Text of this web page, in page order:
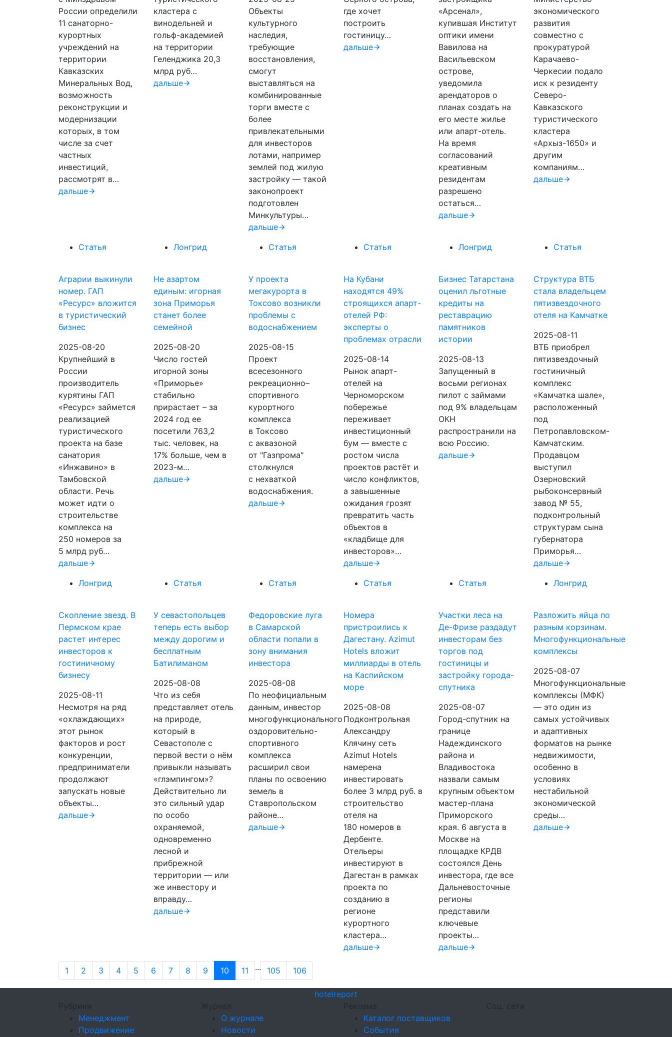
России определили
11 санаторно-
курортных
учреждений на
территории
Кавказских
Минеральных Вод,
возможность
реконструкции и
модернизации
которых, в том
числе за счет
частных
инвестиций,
рассмотрят в…
дальше
кластера с
винодельней и
гольф-академией
на территории
Геленджика 20,3
млрд руб…
дальше
Объекты
культурного
наследия,
требующие
восстановления,
смогут
выставляться на
комбинированные
торги вместе с
более
привлекательными
для инвесторов
лотами, например
землей под жилую
застройку — такой
законопроект
подготовлен
Минкультуры…
дальше
где хочет
построить
гостиницу…
дальше
«Арсенал»,
купившая Институт
оптики имени
Вавилова на
Васильевском
острове,
уведомила
арендаторов о
планах создать на
его месте жилье
или апарт-отель.
На время
согласований
креативным
резидентам
разрешено
остаться…
дальше
экономического
развития
совместно с
прокуратурой
Карачаево-
Черкесии подало
иск к резиденту
Северо-
Кавказского
туристического
кластера
«Архыз-1650» и
другим
компаниям…
дальше
Статья
Аграрии выкинули
номер. ГАП
«Ресурс» вложится
в туристический
бизнес
2025-08-20
Крупнейший в
России
производитель
курятины ГАП
«Ресурс» займется
реализацией
туристического
проекта на базе
санатория
«Инжавино» в
Тамбовской
области. Речь
может идти о
строительстве
комплекса на
250 номеров за
5 млрд руб…
дальше
Лонгрид
Не азартом
единым: игорная
зона Приморья
станет более
семейной
2025-08-20
Число гостей
игорной зоны
«Приморье»
стабильно
прирастает – за
2024 год ее
посетили 763,2
тыс. человек, на
17% больше, чем в
2023-м…
дальше
Статья
У проекта
мегакурорта в
Токсово возникли
проблемы с
водоснабжением
2025-08-15
Проект
всесезонного
рекреационно–
спортивного
курортного
комплекса
в Токсово
с аквазоной
от "Газпрома"
столкнулся
с нехваткой
водоснабжения.
дальше
Статья
На Кубани
находятся 49%
строящихся апарт-
отелей РФ:
эксперты о
проблемах отрасли
2025-08-14
Рынок апарт-
отелей на
Черноморском
побережье
переживает
инвестиционный
бум — вместе с
ростом числа
проектов растёт и
число конфликтов,
а завышенные
ожидания грозят
превратить часть
объектов в
«кладбище для
инвесторов»…
дальше
Лонгрид
Бизнес Татарстана
оценил льготные
кредиты на
реставрацию
памятников
истории
2025-08-13
Запущенный в
восьми регионах
пилот с займами
под 9% владельцам
ОКН
распространили на
всю Россию.
дальше
Статья
Структура ВТБ
стала владельцем
пятизвездочного
отеля на Камчатке
2025-08-11
ВТБ приобрел
пятизвездочный
гостиничный
комплекс
«Камчатка шале»,
расположенный
под
Петропавловском-
Камчатским.
Продавцом
выступил
Озерновский
рыбоконсервный
завод № 55,
подконтрольный
структурам сына
губернатора
Приморья…
дальше
Лонгрид
Скопление звезд. В
Пермском крае
растет интерес
инвесторов к
гостиничному
бизнесу
2025-08-11
Несмотря на ряд
«охлаждающих»
этот рынок
факторов и рост
конкуренции,
предприниматели
продолжают
запускать новые
объекты…
дальше
Статья
У севастопольцев
теперь есть выбор
между дорогим и
бесплатным
Батилиманом
2025-08-08
Что из себя
представляет отель
на природе,
который в
Севастополе с
первой вести о нём
привыкли называть
«глэмпингом»?
Действительно ли
это сильный удар
по особо
охраняемой,
одновременно
лесной и
прибрежной
территории — или
же инвестору и
вправду…
дальше
Статья
Федоровские луга
в Самарской
области попали в
зону внимания
инвестора
2025-08-08
По неофициальным
данным, инвестор
многофункционального
оздоровительно-
спортивного
комплекса
расширил свои
планы по освоению
земель в
Ставропольском
районе…
дальше
Статья
Номера
пристроились к
Дагестану. Azimut
Hotels вложит
миллиарды в отель
на Каспийском
море
2025-08-08
Подконтрольная
Александру
Клячину сеть
Azimut Hotels
намерена
инвестировать
более 3 млрд руб. в
строительство
отеля на
180 номеров в
Дербенте.
Отельеры
инвестируют в
Дагестан в рамках
проекта по
созданию в
регионе
курортного
кластера…
дальше
Статья
Участки леса на
Де-Фризе раздадут
инвесторам без
торгов под
гостиницы и
застройку города-
спутника
2025-08-07
Город-спутник на
границе
Надеждинского
района и
Владивостока
назвали самым
крупным объектом
мастер-плана
Приморского
края. 6 августа в
Москве на
площадке КРДВ
состоялся День
инвестора, где все
Дальневосточные
регионы
представили
ключевые
проекты…
дальше
Лонгрид
Разложить яйца по
разным корзинам.
Многофункциональные
комплексы
2025-08-07
Многофункциональные
комплексы (МФК)
— это один из
самых устойчивых
и адаптивных
форматов на рынке
недвижимости,
особенно в
условиях
нестабильной
экономической
среды…
дальше
1 2 3 4 5 6 7 8 9 10 11 ... 105 106
hotelreport
Рубрики
Менеджмент
Продвижение
Журнал
О журнале
Новости
Реклама
Каталог поставщиков
События
Соц. сети